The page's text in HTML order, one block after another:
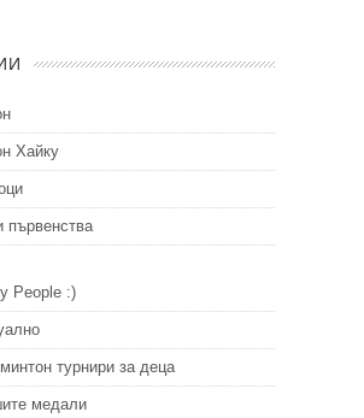
Хайку
първенства
People :)
турнири за деца
медали